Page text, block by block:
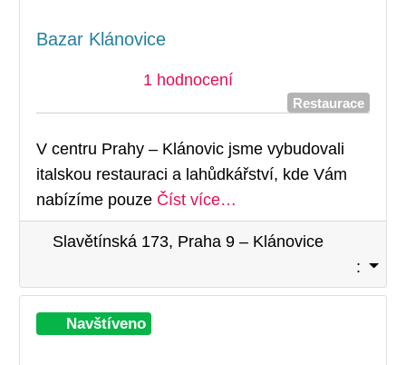
Bazar Klánovice
1 hodnocení
Restaurace
V centru Prahy – Klánovic jsme vybudovali
italskou restauraci a lahůdkářství, kde Vám
nabízíme pouze Číst více…
Slavětínská 173, Praha 9 – Klánovice
:
Navštíveno